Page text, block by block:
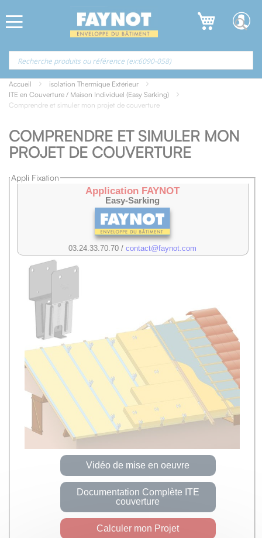
au
contenu
Accueil
isolation Thermique Extérieur
ITE en Couverture / Maison Individuel (Easy Sarking)
Comprendre et simuler mon projet de couverture
COMPRENDRE ET SIMULER MON
PROJET DE COUVERTURE
Appli Fixation